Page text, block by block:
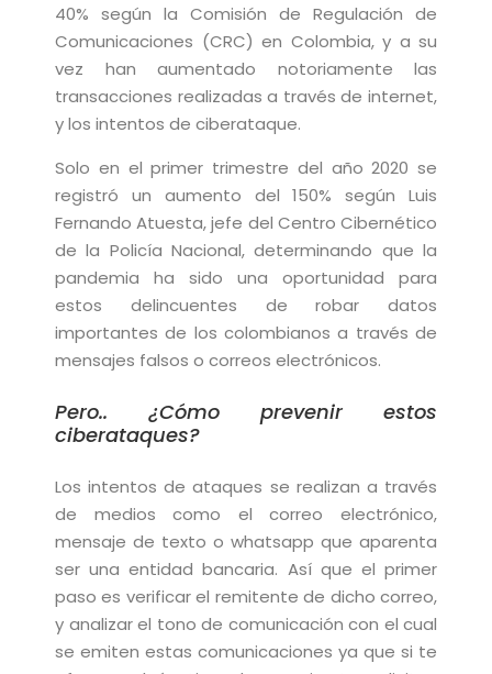
40% según la Comisión de Regulación de
Comunicaciones (CRC) en Colombia, y a su
vez han aumentado notoriamente las
transacciones realizadas a través de internet,
y los intentos de ciberataque.
Solo en el primer trimestre del año 2020 se
registró un aumento del 150% según Luis
Fernando Atuesta, jefe del Centro Cibernético
de la Policía Nacional, determinando que la
pandemia ha sido una oportunidad para
estos delincuentes de robar datos
importantes de los colombianos a través de
mensajes falsos o correos electrónicos.
Pero.. ¿Cómo prevenir estos
ciberataques?
Los intentos de ataques se realizan a través
de medios como el correo electrónico,
mensaje de texto o whatsapp que aparenta
ser una entidad bancaria. Así que el primer
paso es verificar el remitente de dicho correo,
y analizar el tono de comunicación con el cual
se emiten estas comunicaciones ya que si te